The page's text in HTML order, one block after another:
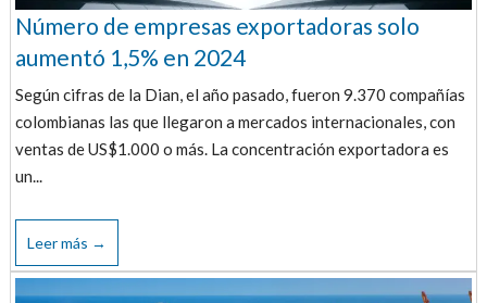
Número de empresas exportadoras solo
aumentó 1,5% en 2024
Según cifras de la Dian, el año pasado, fueron 9.370 compañías
colombianas las que llegaron a mercados internacionales, con
ventas de US$1.000 o más. La concentración exportadora es
un...
Leer más →